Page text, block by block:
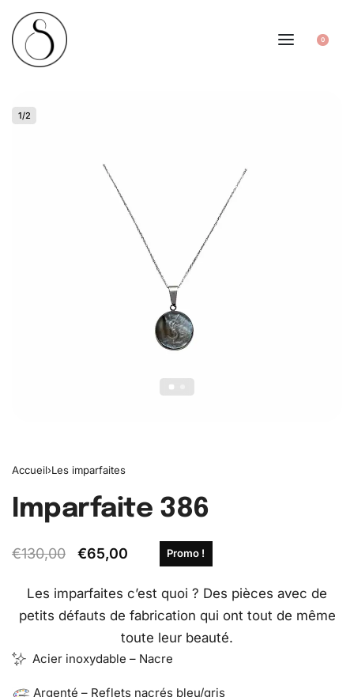
0
1/2
Accueil›Les imparfaites
Imparfaite 386
€130,00 €65,00 Promo !
Les imparfaites c’est quoi ? Des pièces avec de
petits défauts de fabrication qui ont tout de même
toute leur beauté.
Acier inoxydable – Nacre
Argenté – Reflets nacrés bleu/gris